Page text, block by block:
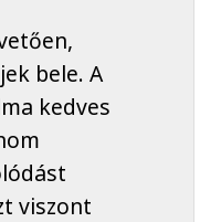
bele. A
kedves
viszont